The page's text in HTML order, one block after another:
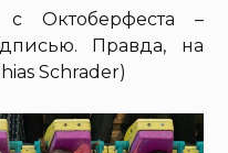
Октоберфеста –
Правда, на
Schrader)